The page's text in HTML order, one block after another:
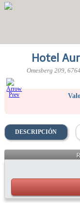
Hotel
Omesberg 209, 6764
DESCRIPCIÓN